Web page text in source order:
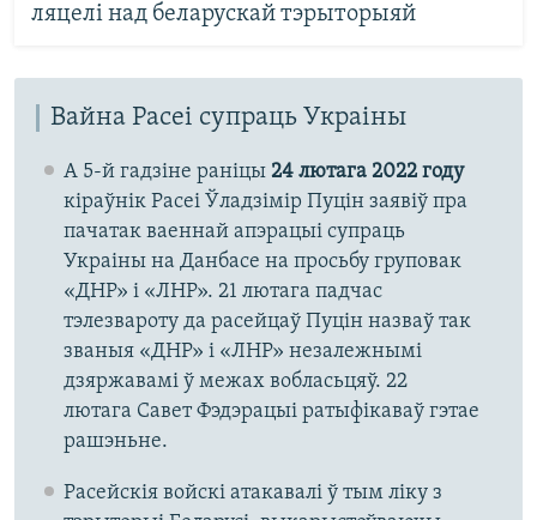
ляцелі над беларускай тэрыторыяй
Вайна Расеі супраць Украіны
А 5-й гадзіне раніцы 24 лютага 2022 году
кіраўнік Расеі Ўладзімір Пуцін заявіў пра
пачатак ваеннай апэрацыі супраць
Украіны на Данбасе на просьбу груповак
«ДНР» і «ЛНР». 21 лютага падчас
тэлезвароту да расейцаў Пуцін назваў так
званыя «ДНР» і «ЛНР» незалежнымі
дзяржавамі ў межах вобласьцяў. 22
лютага Савет Фэдэрацыі ратыфікаваў гэтае
рашэньне.
Расейскія войскі атакавалі ў тым ліку з